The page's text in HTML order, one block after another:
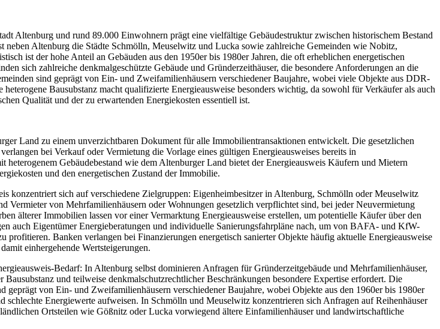
Altenburg und rund 89.000 Einwohnern prägt eine vielfältige Gebäudestruktur zwischen historischem Bestand
neben Altenburg die Städte Schmölln, Meuselwitz und Lucka sowie zahlreiche Gemeinden wie Nobitz,
ist der hohe Anteil an Gebäuden aus den 1950er bis 1980er Jahren, die oft erheblichen energetischen
sich zahlreiche denkmalgeschützte Gebäude und Gründerzeithäuser, die besondere Anforderungen an die
sind geprägt von Ein- und Zweifamilienhäusern verschiedener Baujahre, wobei viele Objekte aus DDR-
Bausubstanz macht qualifizierte Energieausweise besonders wichtig, da sowohl für Verkäufer als auch
Qualität und der zu erwartenden Energiekosten essentiell ist.
Land zu einem unverzichtbaren Dokument für alle Immobilientransaktionen entwickelt. Die gesetzlichen
bei Verkauf oder Vermietung die Vorlage eines gültigen Energieausweises bereits in
heterogenem Gebäudebestand wie dem Altenburger Land bietet der Energieausweis Käufern und Mietern
und den energetischen Zustand der Immobilie.
konzentriert sich auf verschiedene Zielgruppen: Eigenheimbesitzer in Altenburg, Schmölln oder Meuselwitz
Vermieter von Mehrfamilienhäusern oder Wohnungen gesetzlich verpflichtet sind, bei jeder Neuvermietung
älterer Immobilien lassen vor einer Vermarktung Energieausweise erstellen, um potentielle Käufer über den
auch Eigentümer Energieberatungen und individuelle Sanierungsfahrpläne nach, um von BAFA- und KfW-
profitieren. Banken verlangen bei Finanzierungen energetisch sanierter Objekte häufig aktuelle Energieausweise
einhergehende Wertsteigerungen.
Bedarf: In Altenburg selbst dominieren Anfragen für Gründerzeitgebäude und Mehrfamilienhäuser,
und teilweise denkmalschutzrechtlicher Beschränkungen besondere Expertise erfordert. Die
geprägt von Ein- und Zweifamilienhäusern verschiedener Baujahre, wobei Objekte aus den 1960er bis 1980er
schlechte Energiewerte aufweisen. In Schmölln und Meuselwitz konzentrieren sich Anfragen auf Reihenhäuser
Ortsteilen wie Gößnitz oder Lucka vorwiegend ältere Einfamilienhäuser und landwirtschaftliche